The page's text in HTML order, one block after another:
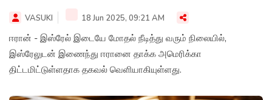
VASUKI 18 Jun 2025, 09:21 AM
ஈரான் - இஸ்ரேல் இடையே மோதல் நீடித்து வரும் நிலையில்,
இஸ்ரேலுடன் இணைந்து ஈரானை தாக்க அமெரிக்கா
திட்டமிட்டுள்ளதாக தகவல் வெளியாகியுள்ளது.